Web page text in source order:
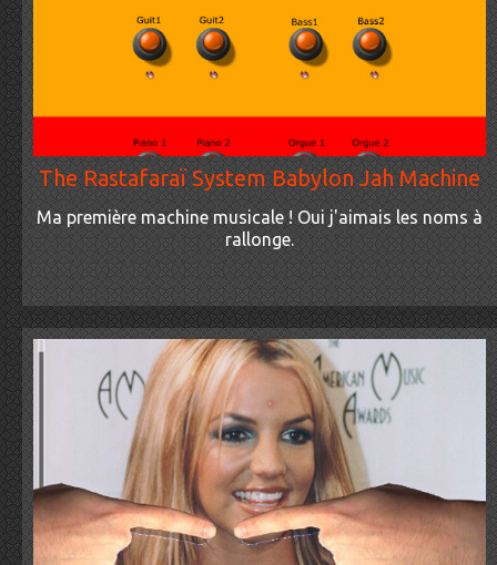
The Rastafaraï System Babylon Jah Machine
Ma première machine musicale ! Oui j'aimais les noms à
rallonge.